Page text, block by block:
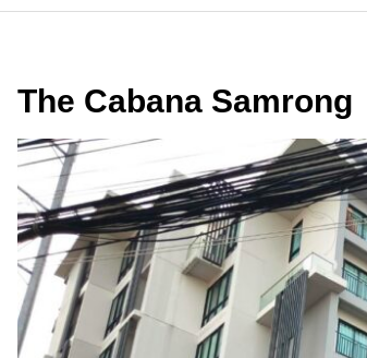
The Cabana Samrong